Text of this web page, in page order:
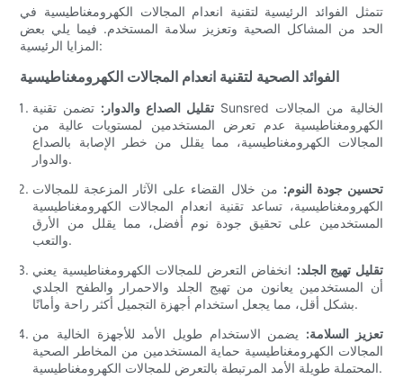
تتمثل الفوائد الرئيسية لتقنية انعدام المجالات الكهرومغناطيسية في
الحد من المشاكل الصحية وتعزيز سلامة المستخدم. فيما يلي بعض
المزايا الرئيسية:
الفوائد الصحية لتقنية انعدام المجالات الكهرومغناطيسية
تقليل الصداع والدوار: تضمن تقنية Sunsred الخالية من المجالات
الكهرومغناطيسية عدم تعرض المستخدمين لمستويات عالية من
المجالات الكهرومغناطيسية، مما يقلل من خطر الإصابة بالصداع
والدوار.
تحسين جودة النوم: من خلال القضاء على الآثار المزعجة للمجالات
الكهرومغناطيسية، تساعد تقنية انعدام المجالات الكهرومغناطيسية
المستخدمين على تحقيق جودة نوم أفضل، مما يقلل من الأرق
والتعب.
تقليل تهيج الجلد: انخفاض التعرض للمجالات الكهرومغناطيسية يعني
أن المستخدمين يعانون من تهيج الجلد والاحمرار والطفح الجلدي
بشكل أقل، مما يجعل استخدام أجهزة التجميل أكثر راحة وأمانًا.
تعزيز السلامة: يضمن الاستخدام طويل الأمد للأجهزة الخالية من
المجالات الكهرومغناطيسية حماية المستخدمين من المخاطر الصحية
المحتملة طويلة الأمد المرتبطة بالتعرض للمجالات الكهرومغناطيسية.